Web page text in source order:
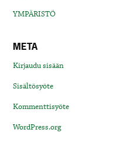
YMPÄRISTÖ
META
Kirjaudu sisään
Sisältösyöte
Kommenttisyöte
WordPress.org